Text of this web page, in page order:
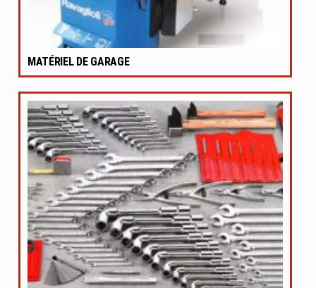
MATÉRIEL DE GARAGE